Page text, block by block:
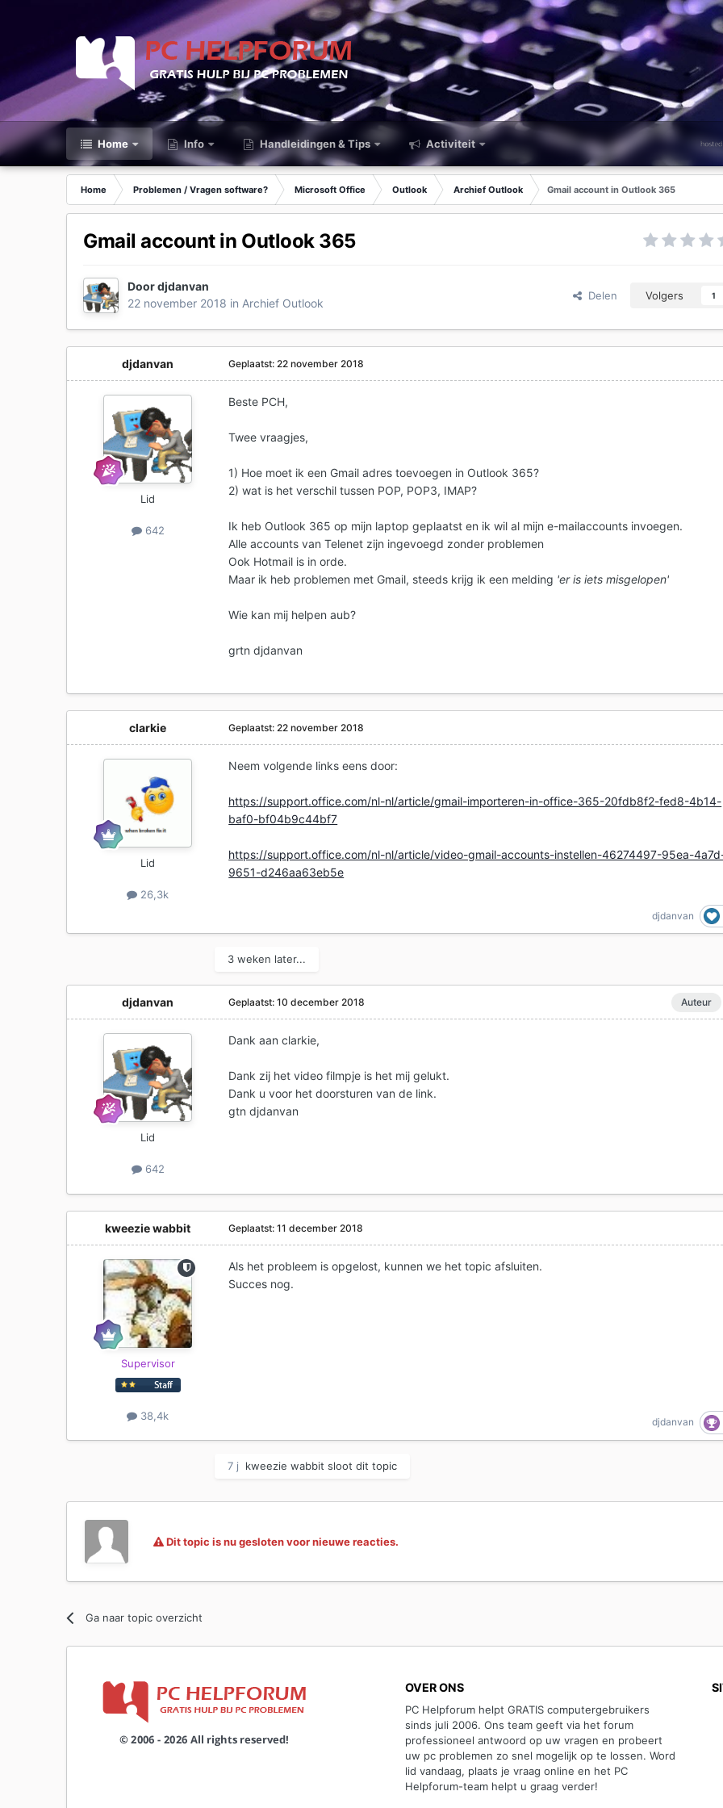
Home Info Handleidingen & Tips Activiteit
Home Problemen / Vragen software? Microsoft Office Outlook Archief Outlook Gmail account in Outlook 365
Gmail account in Outlook 365
Doordjdanvan
22 november 2018 in Archief Outlook
Delen Volgers 1
djdanvan
Lid
642
Geplaatst:22 november 2018
Beste PCH,
Twee vraagjes,
1) Hoe moet ik een Gmail adres toevoegen in Outlook 365?
2) wat is het verschil tussen POP, POP3, IMAP?
Ik heb Outlook 365 op mijn laptop geplaatst en ik wil al mijn e-mailaccounts invoegen.
Alle accounts van Telenet zijn ingevoegd zonder problemen
Ook Hotmail is in orde.
Maar ik heb problemen met Gmail, steeds krijg ik een melding 'er is iets misgelopen'
Wie kan mij helpen aub?
grtn djdanvan
clarkie
Lid
26,3k
Geplaatst:22 november 2018
Neem volgende links eens door:
https://support.office.com/nl-nl/article/gmail-importeren-in-office-365-20fdb8f2-fed8-4b14-
baf0-bf04b9c44bf7
https://support.office.com/nl-nl/article/video-gmail-accounts-instellen-46274497-95ea-
9651-d246aa63eb5e
djdanvan
3 weken later...
djdanvan
Lid
642
Auteur
Geplaatst:10 december 2018
Dank aan clarkie,
Dank zij het video filmpje is het mij gelukt.
Dank u voor het doorsturen van de link.
gtn djdanvan
kweezie wabbit
Supervisor
38,4k
Geplaatst:11 december 2018
Als het probleem is opgelost, kunnen we het topic afsluiten.
Succes nog.
djdanvan
7 j kweezie wabbit sloot dit topic
Dit topic is nu gesloten voor nieuwe reacties.
Ga naar topic overzicht
OVER ONS
PC Helpforum helpt GRATIS computergebruikers
sinds juli 2006. Ons team geeft via het forum
professioneel antwoord op uw vragen en probeert
uw pc problemen zo snel mogelijk op te lossen. Word
lid vandaag, plaats je vraag online en het PC
Helpforum-team helpt u graag verder!